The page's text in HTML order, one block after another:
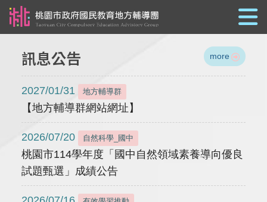
訊息公告 more
2027/01/31 地方輔導群
【地方輔導群網站網址】
2026/07/20 自然科學_國中
桃園市114學年度「國中自然領域素養導向優良
試題甄選」成績公告